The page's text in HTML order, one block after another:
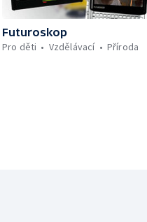
Futuroskop
Pro děti
Vzdělávací Příroda